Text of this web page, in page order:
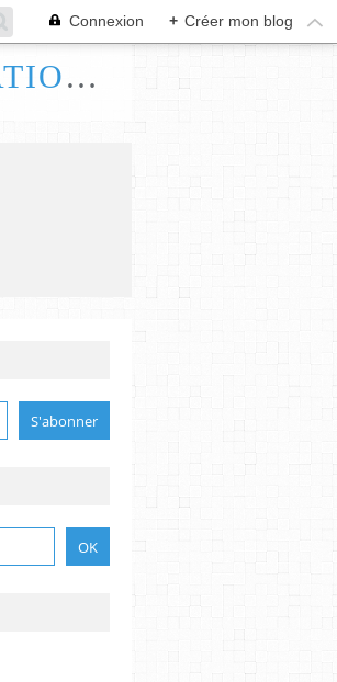
Connexion + Créer mon blog
FRANCE HANDI ART, BIJOUX ACCESSOIRES DÉCORATIONS